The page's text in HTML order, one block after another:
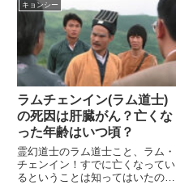
キョンシー
ラムチェンイン(ラム道士)
の死因は肝臓がん？亡くな
った年齢はいつ頃？
霊幻道士のラム道士こと、ラム・
チェンイン！すでに亡くなってい
るということは知ってはいたので